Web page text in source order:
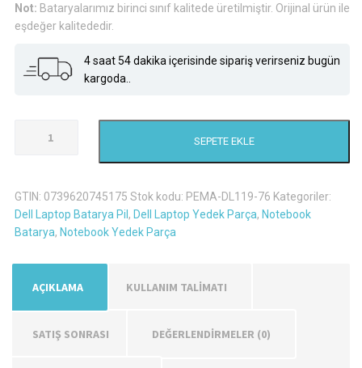
Not: Bataryalarımız birinci sınıf kalitede üretilmiştir. Orijinal ürün ile
eşdeğer kalitededir.
4 saat 54 dakika içerisinde sipariş verirseniz bugün
kargoda..
Inspiron
Laptop
Batarya
Pil
SEPETE EKLE
GTIN: 0739620745175 Stok kodu: PEMA-DL119-76 Kategoriler:
Dell Laptop Batarya Pil , Dell Laptop Yedek Parça, Notebook
Batarya, Notebook Yedek Parça
AÇIKLAMA KULLANIM TALİMATI
SATIŞ SONRASI DEĞERLENDIRMELER (0)